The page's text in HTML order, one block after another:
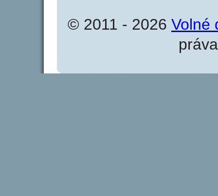
© 2011 - 2026 Volné